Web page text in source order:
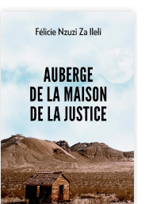
Auberge de la
récit-témoignage
consacré au
parcours
exemplaire de
Mbala Zi Nkuaku
Lema Félix.
Magistrat intègre,
fervent défenseur
des droits
humains et de